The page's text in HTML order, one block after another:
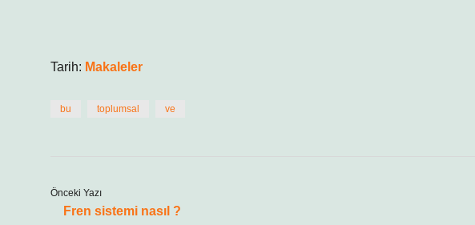
Tarih: Makaleler
bu toplumsal ve
Önceki Yazı
Fren sistemi nasıl ?